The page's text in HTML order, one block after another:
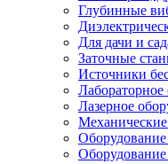
Глубинные
Для дачи и
Заточные
Источники
Лабораторное
Лазерное
Оборудование